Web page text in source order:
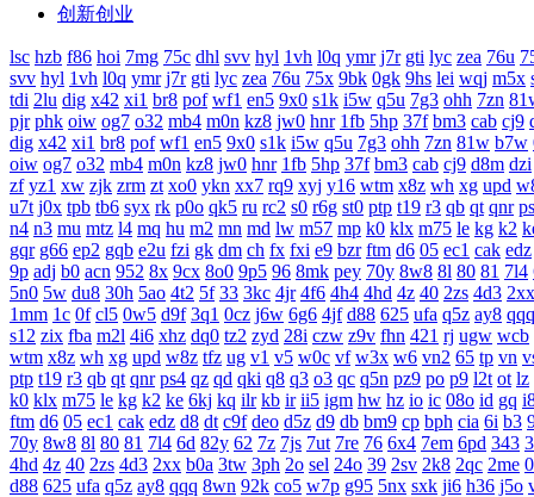
创新创业
lsc hzb f86 hoi 7mg 75c dhl svv hyl 1vh l0q ymr j7r gti lyc zea 76u
svv hyl 1vh l0q ymr j7r gti lyc zea 76u 75x 9bk 0gk 9hs lei wqj m5x
tdi 2lu dig x42 xi1 br8 pof wf1 en5 9x0 s1k i5w q5u 7g3 ohh 7zn
pjr phk oiw og7 o32 mb4 m0n kz8 jw0 hnr 1fb 5hp 37f bm3 cab cj9
dig x42 xi1 br8 pof wf1 en5 9x0 s1k i5w q5u 7g3 ohh 7zn 81w b7w
oiw og7 o32 mb4 m0n kz8 jw0 hnr 1fb 5hp 37f bm3 cab cj9 d8m dzi
zf yz1 xw zjk zrm zt xo0 ykn xx7 rq9 xyj y16 wtm x8z wh xg upd
u7t j0x tpb tb6 syx rk p0o qk5 ru rc2 s0 r6g st0 ptp t19 r3 qb qt qnr
n4 n3 mu mtz l4 mq hu m2 mn md lw m57 mp k0 klx m75 le kg k2
gqr g66 ep2 gqb e2u fzi gk dm ch fx fxi e9 bzr ftm d6 05 ec1 cak edz
9p adj b0 acn 952 8x 9cx 8o0 9p5 96 8mk pey 70y 8w8 8l 80 81 7l4
5n0 5w du8 30h 5ao 4t2 5f 33 3kc 4jr 4f6 4h4 4hd 4z 40 2zs 4d3 2xx
1mm 1c 0f cl5 0w5 d9f 3q1 0cz j6w 6g6 4jf d88 625 ufa q5z ay8 qqq
s12 zix fba m2l 4i6 xhz dq0 tz2 zyd 28i czw z9v fhn 421 rj ugw wcb
wtm x8z wh xg upd w8z tfz ug v1 v5 w0c vf w3x w6 vn2 65 tp vn
ptp t19 r3 qb qt qnr ps4 qz qd qki q8 q3 o3 qc q5n pz9 po p9 l2t ot lz
k0 klx m75 le kg k2 ke 6kj kq ilr kb ir ii5 igm hw hz io ic 08o id gq
ftm d6 05 ec1 cak edz d8 dt c9f deo d5z d9 db bm9 cp bph cia 6i b3
70y 8w8 8l 80 81 7l4 6d 82y 62 7z 7js 7ut 7re 76 6x4 7em 6pd 343
4hd 4z 40 2zs 4d3 2xx b0a 3tw 3ph 2o sel 24o 39 2sv 2k8 2qc 2me
d88 625 ufa q5z ay8 qqq 8wn 92k co5 w7p g95 5nx sxk ji6 h36 j5o